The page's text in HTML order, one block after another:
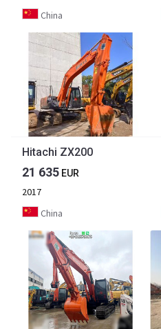
China
Hitachi ZX200
21 635 EUR
2017
China